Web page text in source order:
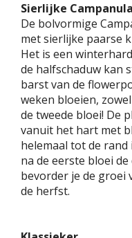
Sierlijke
De bolvormige
met sierlijke paarse
Het is een
de halfschaduw kan
barst van de
weken bloeien,
de tweede bloei! De
vanuit het hart met
helemaal tot de rand
na de eerste bloei
bevorder je de groei
de herfst.